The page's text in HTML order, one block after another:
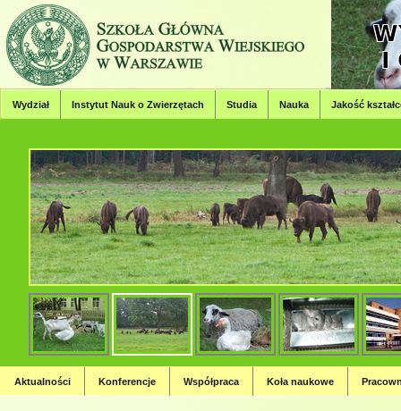
Wydział Hodowli,
Strona Wydziału Hodowli, Bioinżynierii i Ochrony Zwierząt
Wydział Instytut Nauk o Zwierzętach Studia Nauka Jakość
Aktualności Konferencje Współpraca Koła naukowe